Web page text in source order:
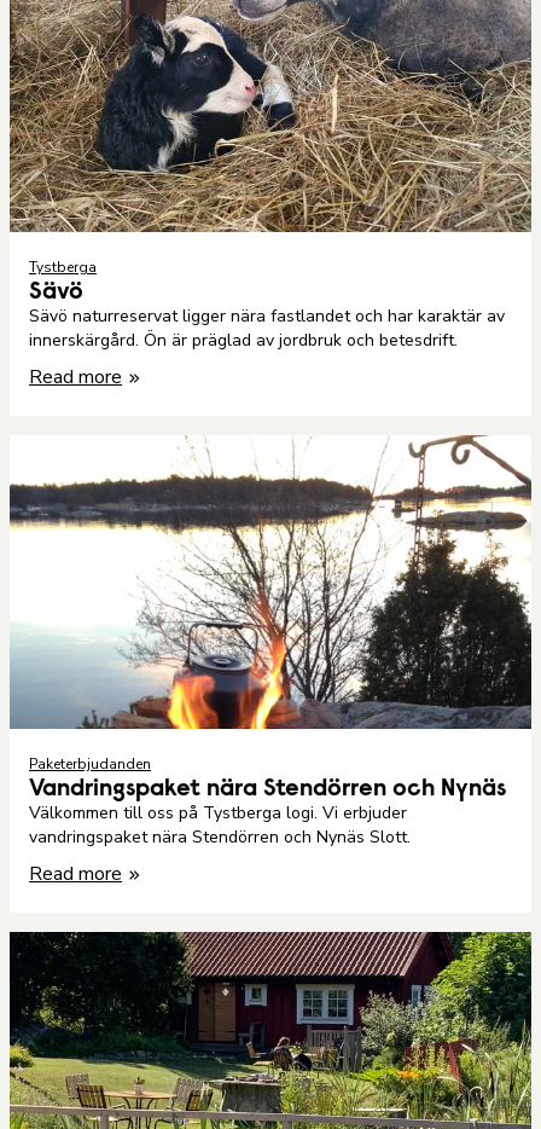
Tystberga
Sävö
Sävö naturreservat ligger nära fastlandet och har karaktär av
innerskärgård. Ön är präglad av jordbruk och betesdrift.
Read more
Paketerbjudanden
Vandringspaket nära Stendörren och Nynäs
Välkommen till oss på Tystberga logi. Vi erbjuder
vandringspaket nära Stendörren och Nynäs Slott.
Read more